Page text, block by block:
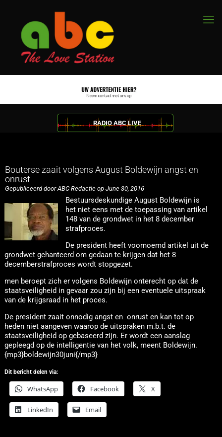
RADIO ABC LIVE
Bouterse zaait volgens August Boldewijn angst en
onrust
Gepubliceerd door ABC Redactie op June 30, 2016
Bestuursdeskundige August Boldewijn is
het niet eens met de toepassing van artikel
148 van de grondwet in het 8 december
strafproces.
De president heeft voornoemd artikel uit de
grondwet gehanteerd om gedaan te krijgen dat het 8
decemberstrafproces wordt stopgezet.
men beroept zich er volgens Boldewijn onterecht op dat de
staatsveiligheid in gevaar zou zijn bij een eventuele uitspraak
van de krijgsraad in het proces.
De president zaait onnodig angst en onrust en kan tot op
heden niet aangeven waarop de uitspraken m.b.t. de
staatsveiligheid op gebaseerd zijn. Er wordt een aanslag
gepleegd op de intelligentie van het volk, meent Boldewijn.
{mp3}boldewijn30juni{/mp3}
Dit bericht delen via:
WhatsApp Facebook X
LinkedIn Email